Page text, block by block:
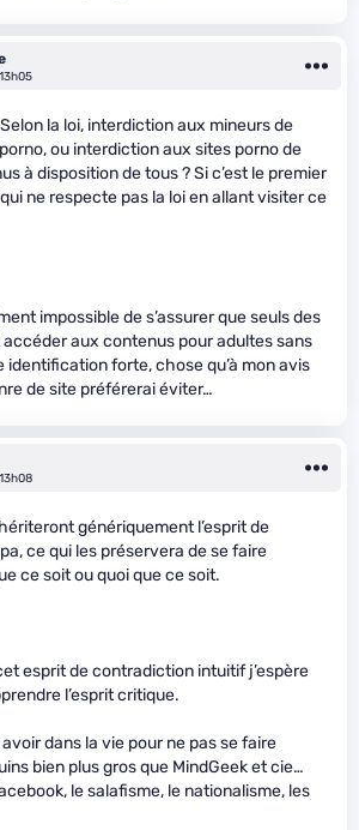
la loi, interdiction aux mineurs de
ou interdiction aux sites porno de
à disposition de tous ? Si c’est le premier
ne respecte pas la loi en allant visiter ce
impossible de s’assurer que seuls des
aux contenus pour adultes sans
identification forte, chose qu’à mon avis
de site préférerai éviter…
génériquement l’esprit de
ce qui les préservera de se faire
ce soit ou quoi que ce soit.
esprit de contradiction intuitif j’espère
l’esprit critique.
avoir dans la vie pour ne pas se faire
bien plus gros que MindGeek et cie…
le salafisme, le nationalisme, les